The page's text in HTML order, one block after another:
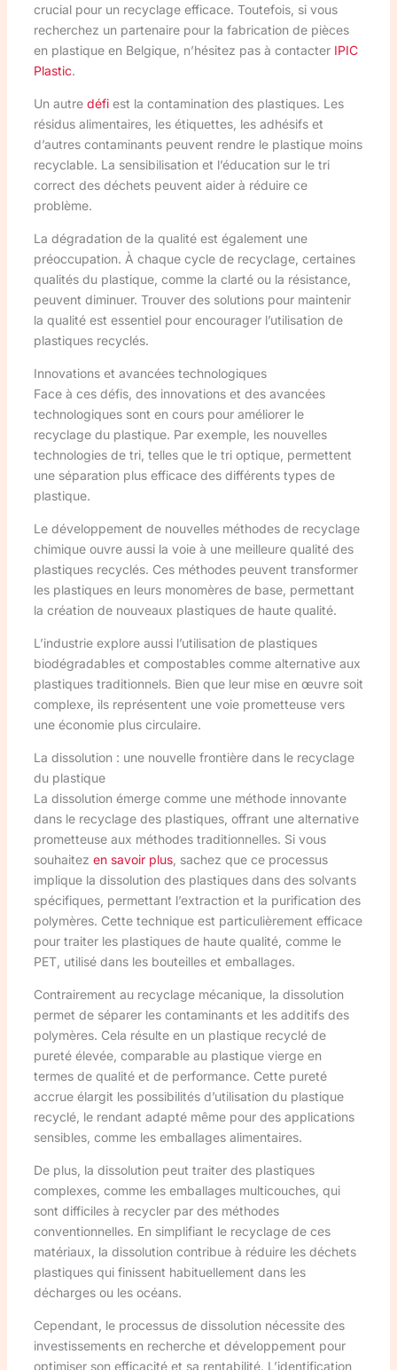
crucial pour un recyclage efficace. Toutefois, si vous
recherchez un partenaire pour la fabrication de pièces
en plastique en Belgique, n’hésitez pas à contacter IPIC
Plastic.
Un autre défiest la contamination des plastiques. Les
résidus alimentaires, les étiquettes, les adhésifs et
d’autres contaminants peuvent rendre le plastique moins
recyclable. La sensibilisation et l’éducation sur le tri
correct des déchets peuvent aider à réduire ce
problème.
La dégradation de la qualité est également une
préoccupation. À chaque cycle de recyclage, certaines
qualités du plastique, comme la clarté ou la résistance,
peuvent diminuer. Trouver des solutions pour maintenir
la qualité est essentiel pour encourager l’utilisation de
plastiques recyclés.
Innovations et avancées technologiques
Face à ces défis, des innovations et des avancées
technologiques sont en cours pour améliorer le
recyclage du plastique. Par exemple, les nouvelles
technologies de tri, telles que le tri optique, permettent
une séparation plus efficace des différents types de
plastique.
Le développement de nouvelles méthodes de recyclage
chimique ouvre aussi la voie à une meilleure qualité des
plastiques recyclés. Ces méthodes peuvent transformer
les plastiques en leurs monomères de base, permettant
la création de nouveaux plastiques de haute qualité.
L’industrie explore aussi l’utilisation de plastiques
biodégradables et compostables comme alternative aux
plastiques traditionnels. Bien que leur mise en œuvre soit
complexe, ils représentent une voie prometteuse vers
une économie plus circulaire.
La dissolution : une nouvelle frontière dans le recyclage
du plastique
La dissolution émerge comme une méthode innovante
dans le recyclage des plastiques, offrant une alternative
prometteuse aux méthodes traditionnelles. Si vous
souhaitez en savoir plus, sachez que ce processus
implique la dissolution des plastiques dans des solvants
spécifiques, permettant l’extraction et la purification des
polymères. Cette technique est particulièrement efficace
pour traiter les plastiques de haute qualité, comme le
PET, utilisé dans les bouteilles et emballages.
Contrairement au recyclage mécanique, la dissolution
permet de séparer les contaminants et les additifs des
polymères. Cela résulte en un plastique recyclé de
pureté élevée, comparable au plastique vierge en
termes de qualité et de performance. Cette pureté
accrue élargit les possibilités d’utilisation du plastique
recyclé, le rendant adapté même pour des applications
sensibles, comme les emballages alimentaires.
De plus, la dissolution peut traiter des plastiques
complexes, comme les emballages multicouches, qui
sont difficiles à recycler par des méthodes
conventionnelles. En simplifiant le recyclage de ces
matériaux, la dissolution contribue à réduire les déchets
plastiques qui finissent habituellement dans les
décharges ou les océans.
Cependant, le processus de dissolution nécessite des
investissements en recherche et développement pour
optimiser son efficacité et sa rentabilité. L’identification